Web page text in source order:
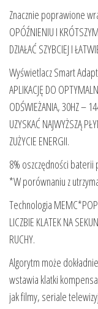
Znacznie poprawione
OPÓŹNIENIU I
DZIAŁAĆ SZYBCIEJ I
Wyświetlacz Smart
APLIKACJĘ DO
ODŚWIEŻANIA, 30HZ –
UZYSKAĆ NAJWYŻSZĄ
ZUŻYCIE ENERGII.
8% oszczędności
*W porównaniu z
Technologia
LICZBIE KLATEK NA
RUCHY.
Algorytm może
wstawia klatki
jak filmy, seriale